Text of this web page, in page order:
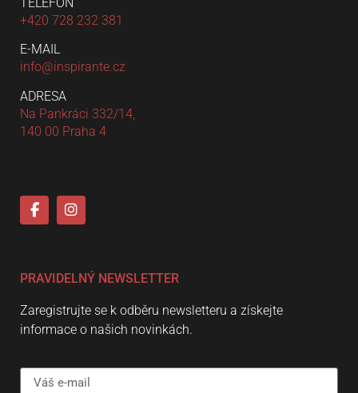
+420 728 232 381
E-MAIL
info@inspirante.cz
ADRESA
Na Pankráci 332/14,
140 00 Praha 4
PRAVIDELNÝ NEWSLETTER
Zaregistrujte se k odběru newsletteru a získejte
informace o našich novinkách.